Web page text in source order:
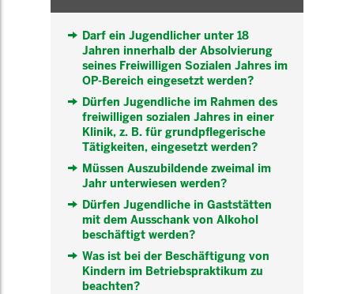
Darf ein Jugendlicher unter 18
Jahren innerhalb der Absolvierung
seines Freiwilligen Sozialen Jahres im
OP-Bereich eingesetzt werden?
Dürfen Jugendliche im Rahmen des
freiwilligen sozialen Jahres in einer
Klinik, z. B. für grundpflegerische
Tätigkeiten, eingesetzt werden?
Müssen Auszubildende zweimal im
Jahr unterwiesen werden?
Dürfen Jugendliche in Gaststätten
mit dem Ausschank von Alkohol
beschäftigt werden?
Was ist bei der Beschäftigung von
Kindern im Betriebspraktikum zu
beachten?